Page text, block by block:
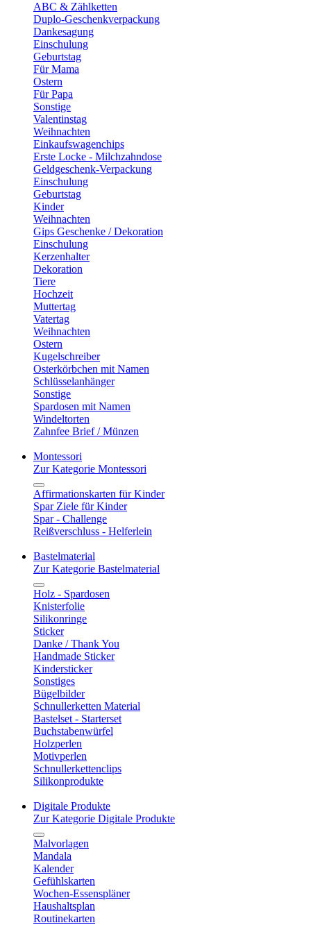
ABC & Zählketten
Duplo-Geschenkverpackung
Dankesagung
Einschulung
Geburtstag
Für Mama
Ostern
Für Papa
Sonstige
Valentinstag
Weihnachten
Einkaufswagenchips
Erste Locke - Milchzahndose
Geldgeschenk-Verpackung
Einschulung
Geburtstag
Kinder
Weihnachten
Gips Geschenke / Dekoration
Einschulung
Kerzenhalter
Dekoration
Tiere
Hochzeit
Muttertag
Vatertag
Weihnachten
Ostern
Kugelschreiber
Osterkörbchen mit Namen
Schlüsselanhänger
Sonstige
Spardosen mit Namen
Windeltorten
Zahnfee Brief / Münzen
Montessori
Zur Kategorie Montessori
Affirmationskarten für Kinder
Spar Ziele für Kinder
Spar - Challenge
Reißverschluss - Helferlein
Bastelmaterial
Zur Kategorie Bastelmaterial
Holz - Spardosen
Knisterfolie
Silikonringe
Sticker
Danke / Thank You
Handmade Sticker
Kindersticker
Sonstiges
Bügelbilder
Schnullerketten Material
Bastelset - Starterset
Buchstabenwürfel
Holzperlen
Motivperlen
Schnullerkettenclips
Silikonprodukte
Digitale Produkte
Zur Kategorie Digitale Produkte
Malvorlagen
Mandala
Kalender
Gefühlskarten
Wochen-Essenspläner
Haushaltsplan
Routinekarten